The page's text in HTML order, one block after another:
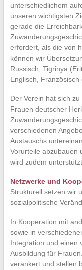
unterschiedlichem
unseren wichtigsten
gerade die
erfordert, als die von
können wir
Russisch, Tigrinya
Englisch, Französisch
Der Verein hat sich
Frauen deutscher
verschiedenen
Austauschs
Vorurteile abzubauen
wird zudem
Netzwerke und
Strukturell setzen wir
sozialpolitische
In Kooperation mit
sowie in
Integration und einen
Ausbildung für
verankert und stellen